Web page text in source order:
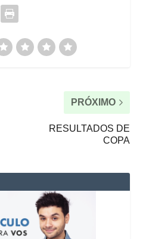
PRÓXIMO
RESULTADOS DE
COPA